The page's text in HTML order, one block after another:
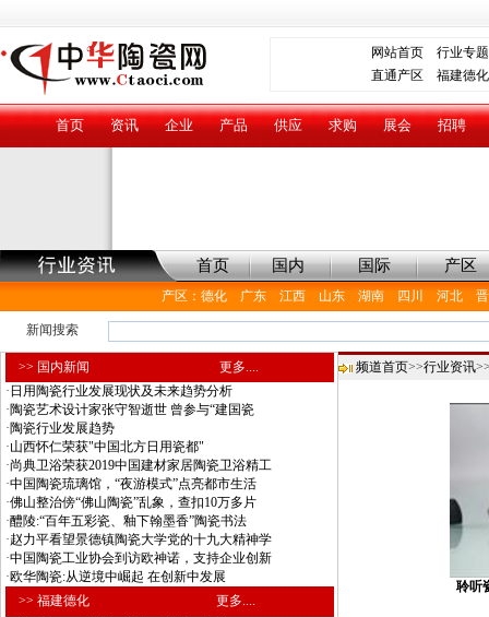
网站首页
行业专题
直通产区 福建德化
首页 资讯 企业 产品 供应 求购 展会 招聘
首页 国内 国际 产区
产区 ： 德化 广东 江西 山东 湖南 四川 河北
新闻搜索
>> 国内新闻
更多....
· 日用陶瓷行业发展现状及未来趋势分析
·陶瓷艺术设计家张守智逝世 曾参与“建国瓷
·陶瓷行业发展趋势
·山西怀仁荣获"中国北方日用瓷都"
·尚典卫浴荣获2019中国建材家居陶瓷卫浴精工
·中国陶瓷琉璃馆，“夜游模式”点亮都市生活
·佛山整治傍“佛山陶瓷”乱象，查扣10万多片
·醴陵:“百年五彩瓷、釉下翰墨香”陶瓷书法
·赵力平看望景德镇陶瓷大学党的十九大精神学
·中国陶瓷工业协会到访欧神诺，支持企业创新
·欧华陶瓷:从逆境中崛起 在创新中发展
>> 福建德化
更多....
频道首页>>行业资讯
聆听